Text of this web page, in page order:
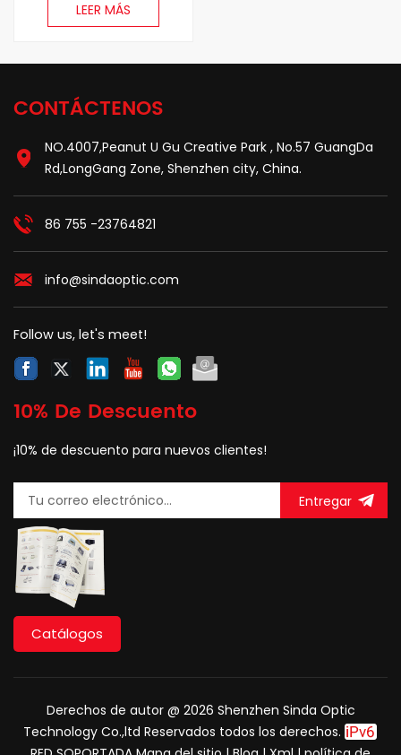
LEER MÁS
CONTÁCTENOS
NO.4007,Peanut U Gu Creative Park , No.57 GuangDa
Rd,LongGang Zone, Shenzhen city, China.
86 755 -23764821
info@sindaoptic.com
Follow us, let's meet!
10% De Descuento
¡10% de descuento para nuevos clientes!
Entregar
Catálogos
Derechos de autor @ 2026 Shenzhen Sinda Optic
Technology Co.,ltd Reservados todos los derechos.